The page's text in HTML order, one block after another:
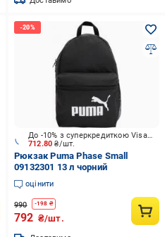
712.80₴/шт.
До -10% з суперкредиткою Visa Вигода
Рюкзак Puma Phase Small
09132301 13 л чорний
оцінити
990 -198 ₴
792 ₴/шт.